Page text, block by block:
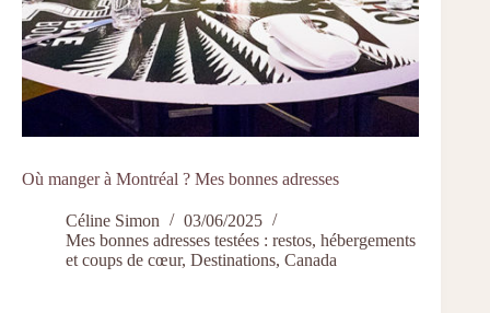
Où manger à Montréal ? Mes bonnes adresses
Céline Simon
03/06/2025
Mes bonnes adresses testées : restos, hébergements
et coups de cœur, Destinations, Canada